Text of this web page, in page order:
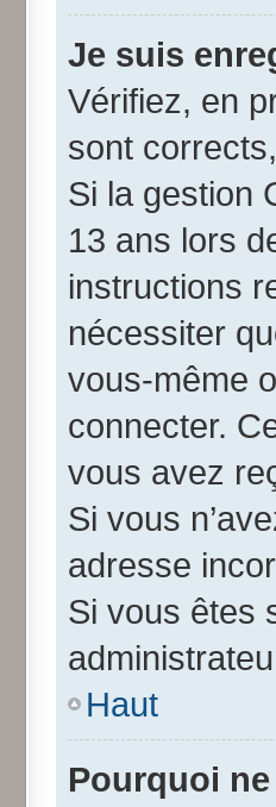
Je suis
Vérifiez, en
sont
Si la gestion
13 ans lors
instructions
nécessiter
vous-même
connecter.
vous avez
Si vous
adresse
Si vous êtes
Haut
Pourquoi